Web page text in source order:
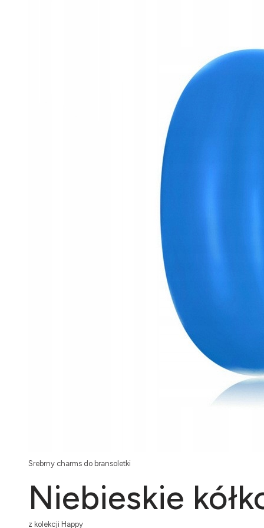
Srebrny charms do bransoletki
Niebieskie
z kolekcji Happy